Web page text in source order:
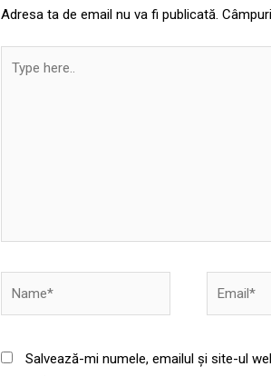
Adresa ta de email nu va fi publicată.
here..
Salvează-mi numele, emailul și site-ul